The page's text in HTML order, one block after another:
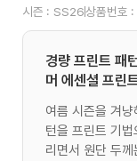
시즌 : SS26상품번호 :
경량 프린트 패
머 에센셜 프린
여름 시즌을 겨
턴을 프린트 기
리면서 원단 두